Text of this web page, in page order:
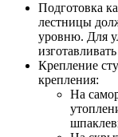
Подготовка
лестницы
уровню. Для
Крепление
крепления:
На